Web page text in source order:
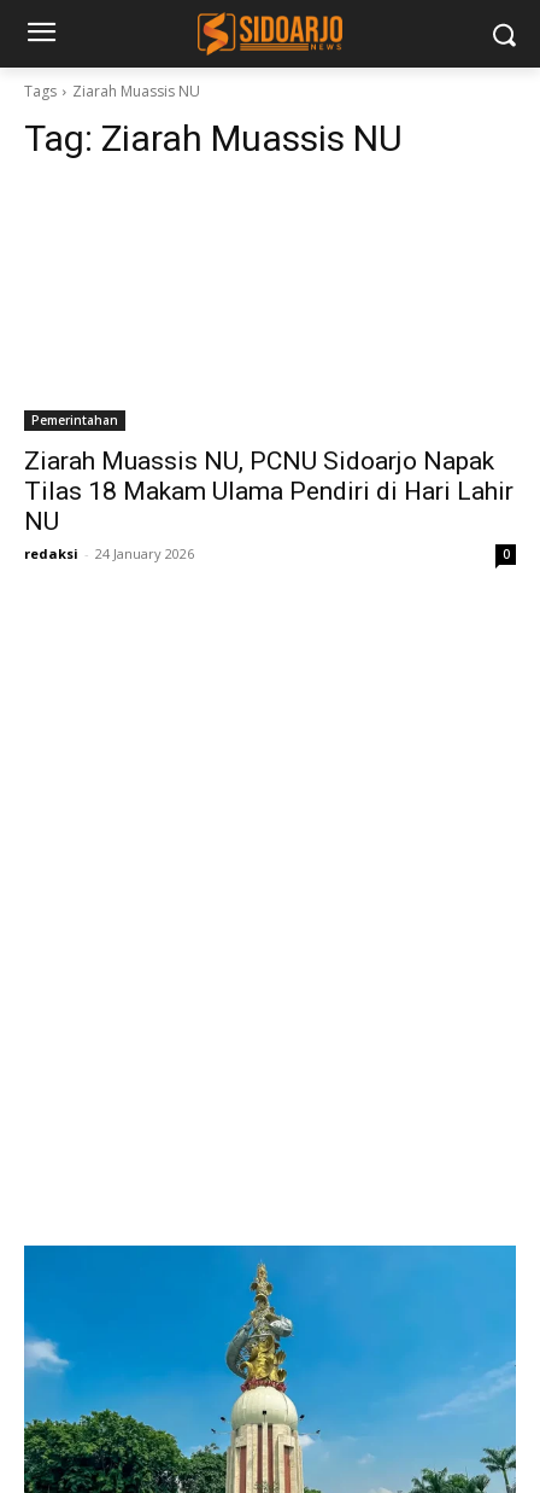
Tags Ziarah Muassis NU
Tag: Ziarah Muassis NU
Pemerintahan
Ziarah Muassis NU, PCNU Sidoarjo Napak
Tilas 18 Makam Ulama Pendiri di Hari Lahir
NU
redaksi - 24 January 2026 0